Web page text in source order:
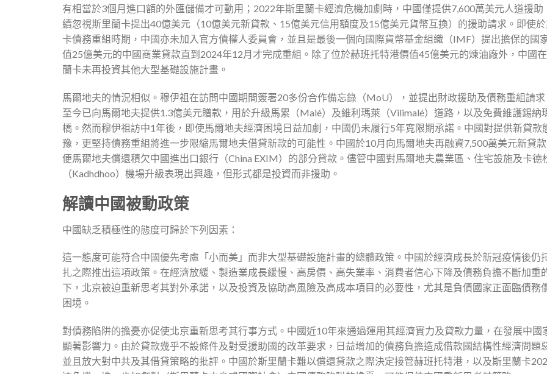
有相當於3個月進口額的外匯儲備才可動用；2022年斯里蘭卡經濟危機加劇時，中國僅提供7,600萬美元人道援助
續忽視斯里蘭卡提出40億美元（10億美元新貸款、15億美元信用額度及15億美元貨幣互換）的援助請求。即使
卡債務重組時期，中國亦未加入官方債權人委員會，並且是最後一個向國際貨幣基金組織（IMF）提出擔保的國
值25億美元的中國商業貸款直到2024年12月才完成重組。除了位於赫班托特港價值45億美元的煉油廠外，中國
蘭卡未再投資其他大型基礎設施計畫。
馬爾地夫的情況相似。穆伊祖在訪問中國期間簽署20多份合作備忘錄（MoU），並提出財政援助及債務重組請
至今已向馬爾地夫提供1.3億美元贈款，用於升級馬累（Malé）及維利瑪萊（Vilimalé）道路，以及免費維護錫納
橋。然而穆伊祖訪中1年後，即使馬爾地夫經濟困境日益加劇，中國仍未履行5年寬限期承諾。中國對提供新貸款
豫，更堅持債務重組將進一步限縮馬爾地夫借貸新款的可能性。中國於10月向馬爾地夫再融資7,500萬美元新貸
便馬爾地夫償還積欠中國進出口銀行（China EXIM）的部分貸款。儘管中國對馬爾地夫農業區、住宅設施及卡德
（Kadhdhoo）機場升級表現出興趣，但形式都是投資而非援助。
解讀中國被動政策
中國缺乏積極性的態度可歸於下列因素：
這一態度可能符合中國優先考慮「小而美」而非大型基礎設施計畫的總體政策。中國於經濟成長於新冠疫情後仍
扎之際推出這項政策。在經濟放緩、製造業成長緩慢、高房價、高失業率、消費者信心下降及債務負擔不斷加重
下，北京被迫重新思考其對外承諾，以及投資及協助高風險及高成本項目的必要性，尤其是負債國家正面臨債務
困境。
對債務陷阱的擔憂亦促使北京重新思考其行事方式。中國近10年來通過運用其經濟實力及貸款力量，在發展中國
顯著影響力。由於貸款幾乎不設條件及對受援助國的改革要求，日益增加的債務負擔造成借款國結構性經濟問題
並且放大對中共及其借貸策略的批評。中國於斯里蘭卡難以償還貸款之際決定接管赫班托特港，以及斯里蘭卡